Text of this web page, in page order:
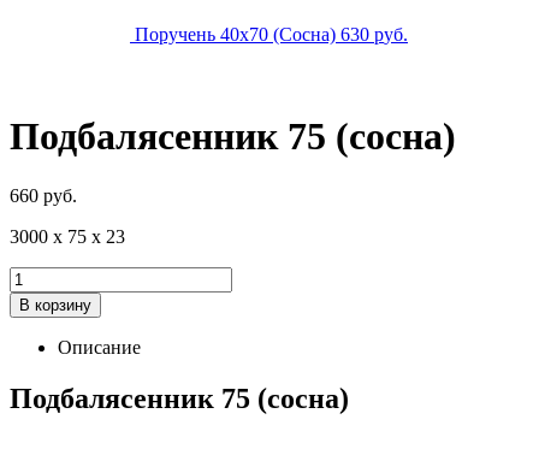
Поручень 40х70 (Сосна) 630 руб.
Подбалясенник 75 (сосна)
660 руб.
3000 х 75 х 23
В корзину
Описание
Подбалясенник 75 (сосна)